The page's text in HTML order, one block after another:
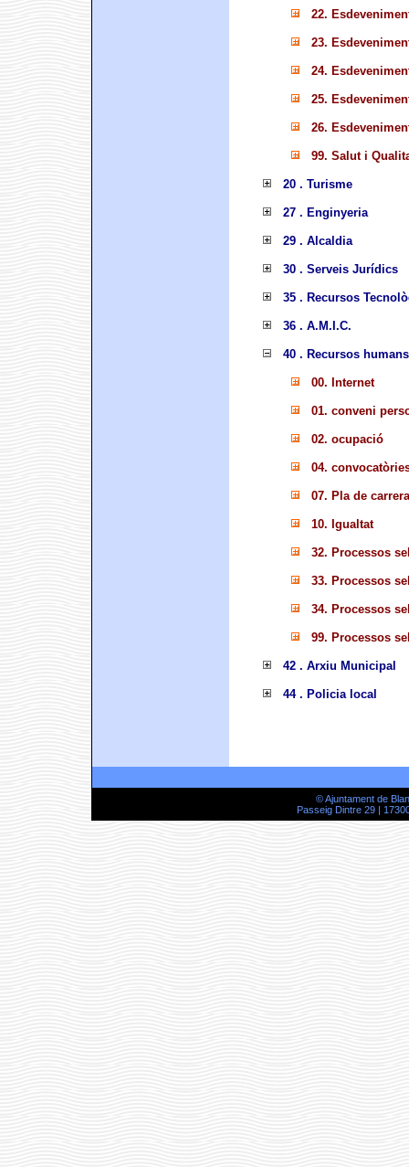
22.
23.
24.
25.
26.
99. Salut i
20 . Turisme
27 . Enginyeria
29 . Alcaldia
30 . Serveis Jurídics
35 . Recursos
36 . A.M.I.C.
40 . Recursos humans
00. Internet
01. conveni
02. ocupació
04.
07. Pla de
10. Igualtat
32. Processos
33. Processos
34. Processos
99. Processos
42 . Arxiu Municipal
44 . Policia local
© Ajuntament de
Passeig Dintre 29 |